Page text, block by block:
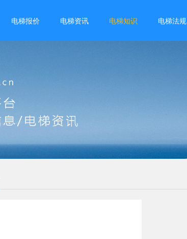
电梯报价 电梯资讯 电梯知识 电梯法规